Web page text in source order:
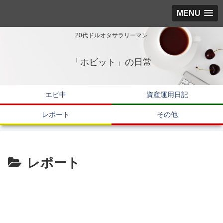
MENU
20代ドルオタサラリーマン
「ホビット」の日常
エビ中 資産運用日記
レポート その他
レポート